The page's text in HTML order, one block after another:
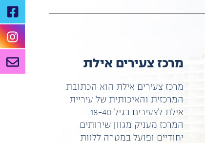
מרכז צעירים אילת
מרכז צעירים אילת הוא הכתובת
המרכזית והאיכותית של עיריית
אילת לצעירים בגיל 18-40.
המרכז מעניק מגוון שירותים
יחודיים ופועל במטרה ללוות